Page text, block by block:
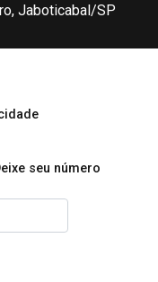
Jaboticabal/SP
seu número